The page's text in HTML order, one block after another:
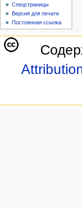
Спецстраницы
Версия для печати
Постоянная ссылка